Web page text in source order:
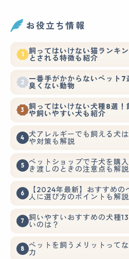
お役立ち情報
飼ってはいけない猫ランキ
とされる特徴も紹介
一番手がかからないペット7
臭くない動物
飼ってはいけない犬種8選
や飼いやすい犬も紹介
犬アレルギーでも飼える犬
や対策も解説
ペットショップで子犬を購
き渡しのときの注意点も解説
【2024年最新】おすすめの
人に選び方のポイントも解説
飼いやすいおすすめの犬種
いのは？
ペットを飼うメリットって
力